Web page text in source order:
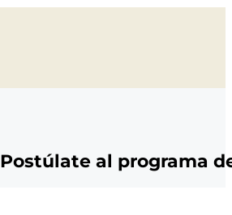
Postúlate al programa